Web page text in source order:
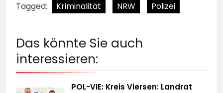
Tagged: Kriminalität NRW Polizei
Das könnte Sie auch
interessieren:
POL-VIE: Kreis Viersen: Landrat